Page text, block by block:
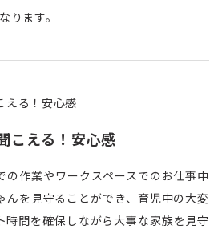
ります。
こえる！安心感
の作業やワークスペースでのお仕事中
んを見守ることができ、育児中の大変
時間を確保しながら大事な家族を見守